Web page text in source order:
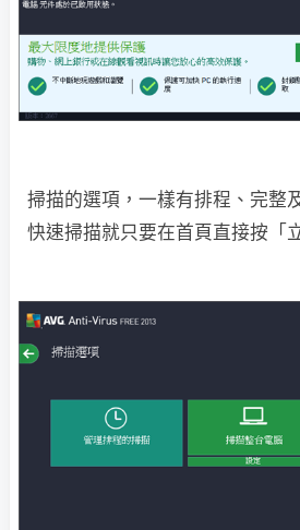
掃描的選項，一樣有排程、完整
快速掃描就只要在首頁直接按「